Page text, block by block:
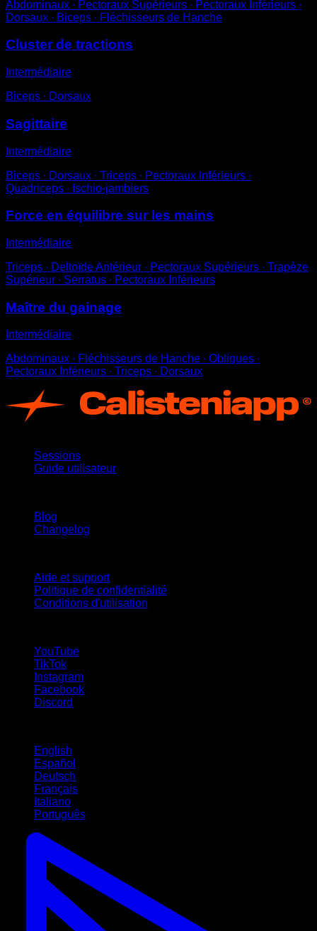
Abdominaux ∙ Pectoraux Supérieurs ∙ Pectoraux Inférieurs ∙
Dorsaux ∙ Biceps ∙ Fléchisseurs de Hanche
Cluster de tractions
Intermédiaire
Biceps ∙ Dorsaux
Sagittaire
Intermédiaire
Biceps ∙ Dorsaux ∙ Triceps ∙ Pectoraux Inférieurs ∙
Quadriceps ∙ Ischio-jambiers
Force en équilibre sur les mains
Intermédiaire
Triceps ∙ Deltoïde Antérieur ∙ Pectoraux Supérieurs ∙ Trapèze
Supérieur ∙ Serratus ∙ Pectoraux Inférieurs
Maître du gainage
Intermédiaire
Abdominaux ∙ Fléchisseurs de Hanche ∙ Obliques ∙
Pectoraux Inférieurs ∙ Triceps ∙ Dorsaux
Sessions
Guide utilisateur
Blog
Changelog
Aide et support
Politique de confidentialité
Conditions d'utilisation
YouTube
TikTok
Instagram
Facebook
Discord
English
Español
Deutsch
Français
Italiano
Português